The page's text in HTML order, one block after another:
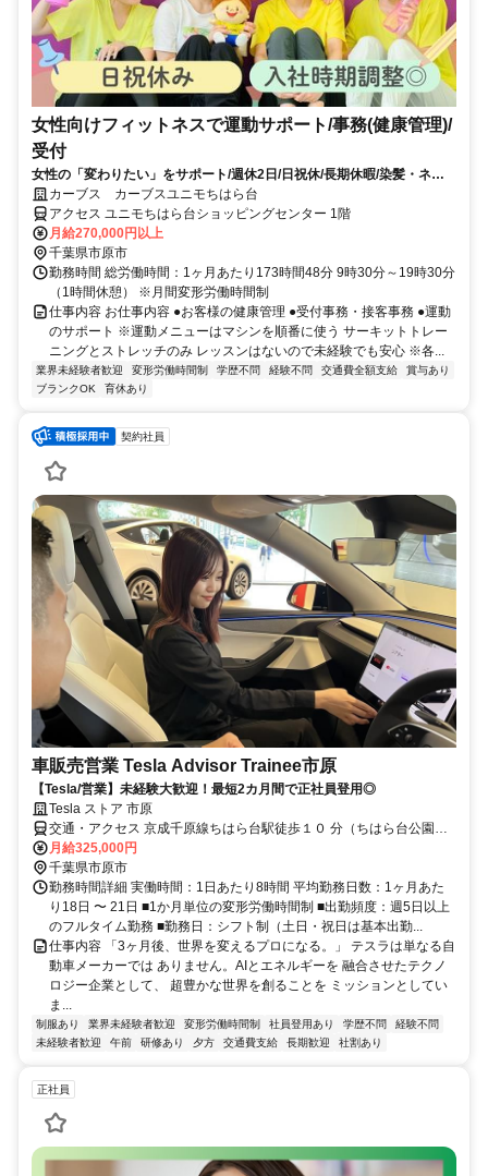
女性向けフィットネスで運動サポート/事務(健康管理)/
受付
女性の「変わりたい」をサポート/週休2日/日祝休/長期休暇/染髪・ネイ
ルOK※規定内
カーブス カーブスユニモちはら台
アクセス ユニモちはら台ショッピングセンター 1階
月給270,000円以上
千葉県市原市
勤務時間 総労働時間：1ヶ月あたり173時間48分 9時30分～19時30分
（1時間休憩） ※月間変形労働時間制
仕事内容 お仕事内容 ●お客様の健康管理 ●受付事務・接客事務 ●運動
のサポート ※運動メニューはマシンを順番に使う サーキットトレー
ニングとストレッチのみ レッスンはないので未経験でも安心 ※各...
業界未経験者歓迎 変形労働時間制 学歴不問 経験不問 交通費全額支給
賞与あり
ブランクOK
育休あり
契約社員
車販売営業 Tesla Advisor Trainee市原
【Tesla/営業】未経験大歓迎！最短2カ月間で正社員登用◎
Tesla ストア 市原
交通・アクセス 京成千原線ちはら台駅徒歩１０ 分（ちはら台公園と
なり）
月給325,000円
千葉県市原市
勤務時間詳細 実働時間：1日あたり8時間 平均勤務日数：1ヶ月あた
り18日 〜 21日 ■1か月単位の変形労働時間制 ■出勤頻度：週5日以上
のフルタイム勤務 ■勤務日：シフト制（土日・祝日は基本出勤...
仕事内容 「3ヶ月後、世界を変えるプロになる。」 テスラは単なる自
動車メーカーでは ありません。AIとエネルギーを 融合させたテクノ
ロジー企業として、 超豊かな世界を創ることを ミッションとしてい
ま...
制服あり 業界未経験者歓迎 変形労働時間制 社員登用あり 学歴不問
経験不問
未経験者歓迎
午前 研修あり 夕方 交通費支給 長期歓迎 社割あり
正社員